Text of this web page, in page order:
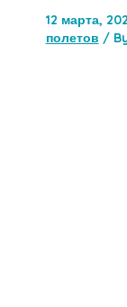
12 марта,
полетов /